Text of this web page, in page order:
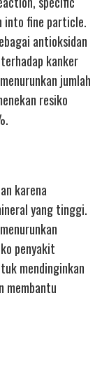
into fine particle.
antioksidan
kanker
jumlah
resiko
karena
yang tinggi.
penyakit
mendinginkan
membantu